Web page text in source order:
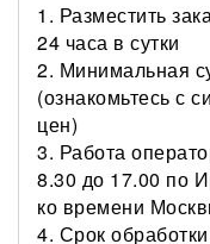
1. Разместить
24 часа в сутки
2. Минимальная
(ознакомьтесь с
цен)
3. Работа
8.30 до 17.00 по
ко времени
4. Срок